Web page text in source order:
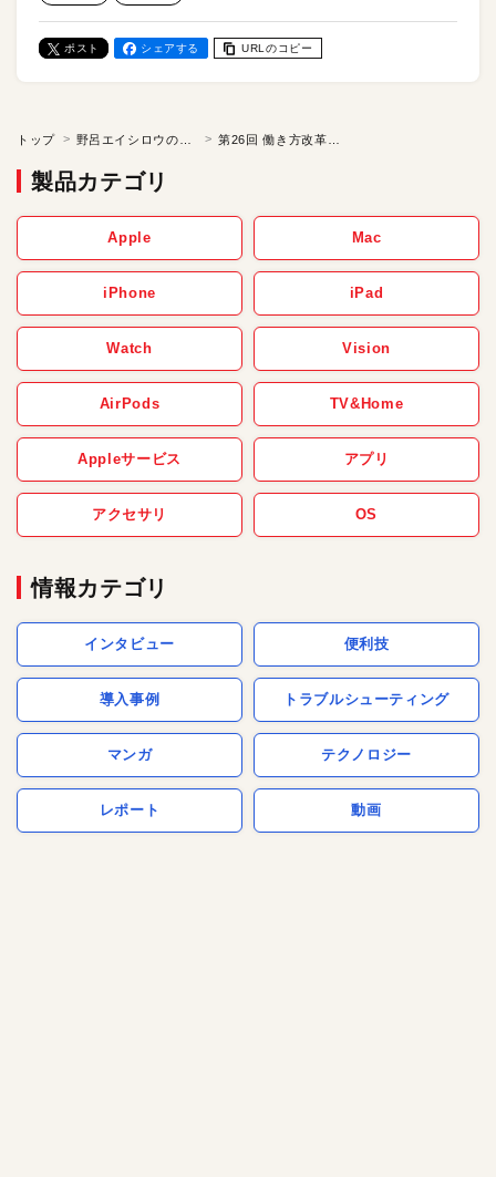
ポスト シェアする URLのコピー
トップ
製品カテゴリ
Apple Mac
iPhone iPad
Watch Vision
AirPods TV&Home
Appleサービス アプリ
アクセサリ OS
情報カテゴリ
インタビュー 便利技
導入事例 トラブルシューティング
マンガ テクノロジー
レポート 動画